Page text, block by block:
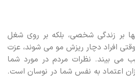
بر زندگی شخصی، بلکه بر روی شغل
افراد دچار ریزش مو می شوند، عزت
می بیند. نظرات مردم در مورد شما
اعتماد به نفس شما در نوسان است.